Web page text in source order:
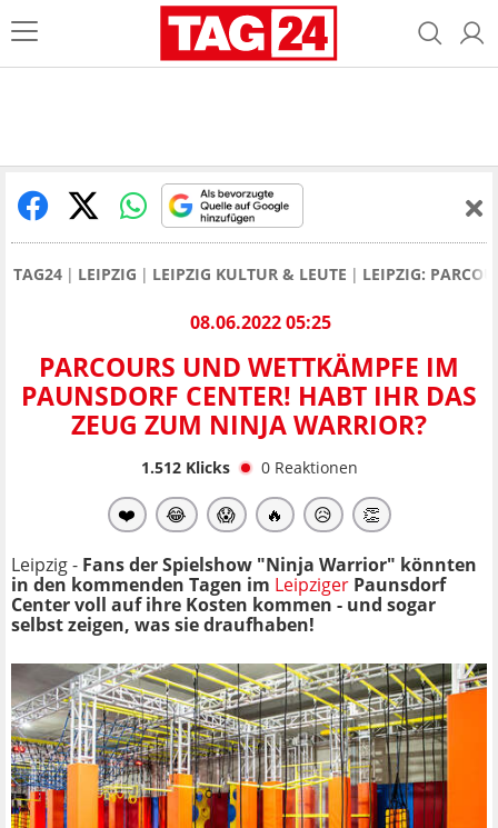
TAG24 LEIPZIG LEIPZIG KULTUR & LEUTE LEIPZIG:
08.06.2022 05:25
PARCOURS UND WETTKÄMPFE IM
PAUNSDORF CENTER! HABT IHR DAS
ZEUG ZUM NINJA WARRIOR?
1.512Klicks 0 Reaktionen
❤️ 😂 😱 🔥 😥 👏
Leipzig - Fans der Spielshow "Ninja Warrior" könnten
in den kommenden Tagen im Leipziger Paunsdorf
Center voll auf ihre Kosten kommen - und sogar
selbst zeigen, was sie draufhaben!